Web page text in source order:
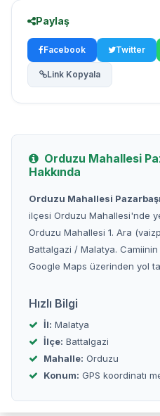
Paylaş
Facebook Twitter
Link Kopyala
Orduzu Mahallesi
Hakkında
Orduzu Mahallesi
ilçesi Orduzu Mahallesi'nde
Orduzu Mahallesi 1. Ara
Battalgazi / Malatya.
Google Maps üzerinden yol
Hızlı Bilgi
İl: Malatya
İlçe: Battalgazi
Mahalle: Orduzu
Konum: GPS koordinatı